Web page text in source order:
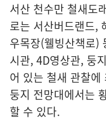
서산 천수만 철새도
로는 서산버드랜드,
우목장(웰빙산책로)
시관, 4D영상관, 둥
어 있는 철새 관찰
둥지 전망대에서는
할 수 있다.